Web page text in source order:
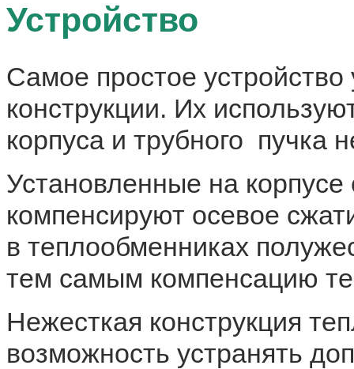
Устройство
Самое простое устройство
конструкции. Их
корпуса и трубного пучка
Установленные на
компенсируют осевое
в теплообменниках
тем самым компенсацию
Нежесткая конструкция
возможность устранять